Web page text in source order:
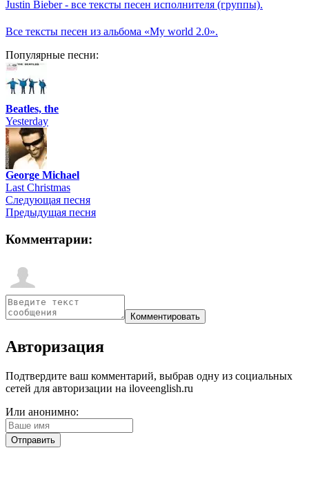
Justin Bieber - все тексты песен исполнителя (группы).
Все тексты песен из альбома «My world 2.0».
Популярные песни:
Beatles, the
Yesterday
George Michael
Last Christmas
Следующая песня
Предыдущая песня
Комментарии:
Авторизация
Подтвердите ваш комментарий, выбрав одну из социальных
сетей для авторизации на iloveenglish.ru
Или анонимно: